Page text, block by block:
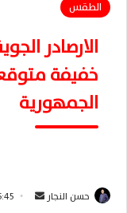
الطقس
الارصادر
خفيفة
الجمهورية
حسن النجار 5:45 ص18